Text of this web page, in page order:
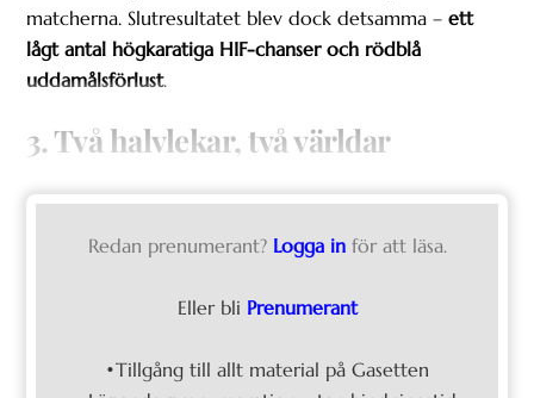
matcherna. Slutresultatet blev dock detsamma –ett
lågt antal högkaratiga HIF-chanser och rödblå
uddamålsförlust.
3. Två halvlekar, två världar
Redan prenumerant? Logga in för att läsa.
Eller bli Prenumerant
•Tillgång till allt material på Gasetten